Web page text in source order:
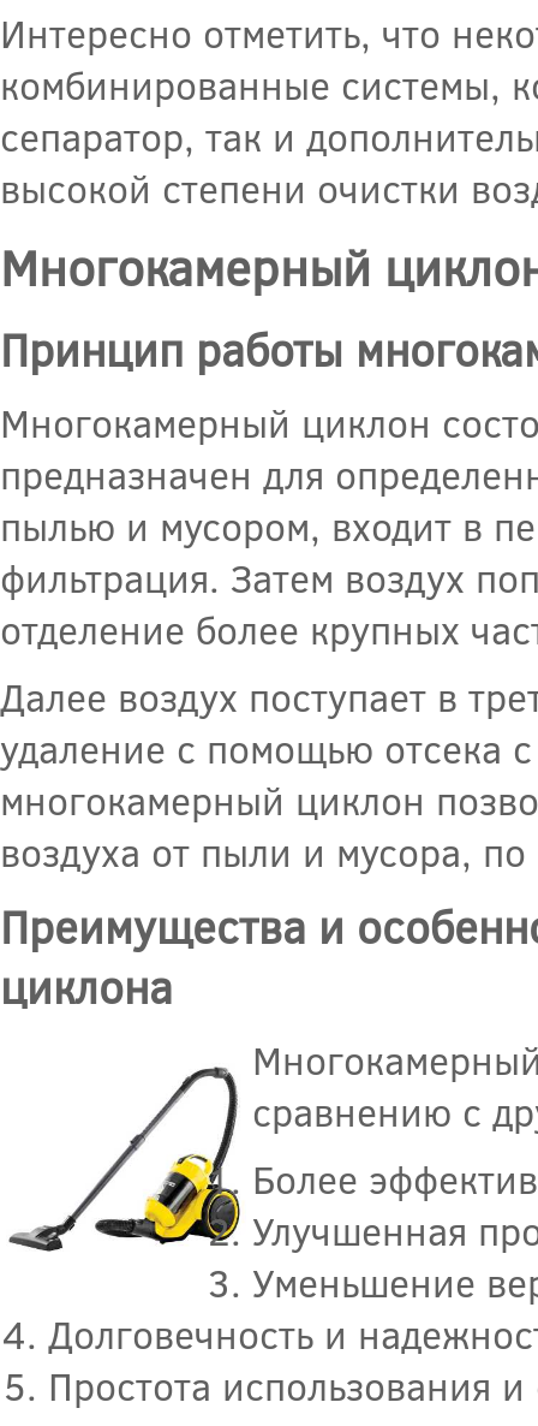
Интересно отметить, что
комбинированные системы,
сепаратор, так и
высокой степени очистки
Многокамерный
Принцип работы
Многокамерный циклон
предназначен для
пылью и мусором, входит в
фильтрация. Затем воздух
отделение более крупных
Далее воздух поступает в
удаление с помощью отсека
многокамерный циклон
воздуха от пыли и мусора,
Преимущества и
циклона
сравнению с
Более
Улучшенная
Уменьшение
Долговечность и
Простота использования